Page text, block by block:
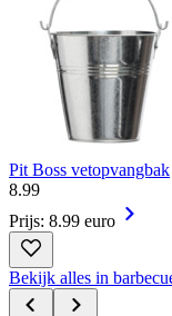
Pit Boss vetopvangbak
8.99
Prijs: 8.99 euro
Bekijk alles in